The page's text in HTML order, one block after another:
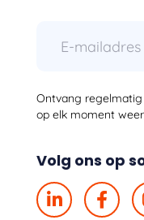
Ontvang
op elk moment
Volg ons op